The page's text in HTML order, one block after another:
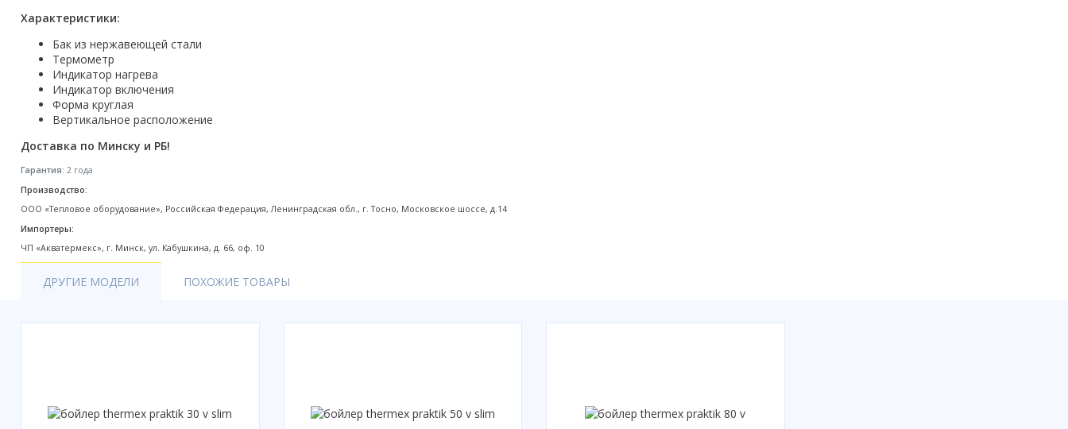
Люки
Дом и сад
Готовые кухни
Характеристики:
Бак из нержавеющей стали
Термометр
Индикатор нагрева
Индикатор включения
Форма круглая
Вертикальное расположение
Доставка по Минску и РБ!
Гарантия: 2 года
Производство:
ООО «Тепловое оборудование», Российская Федерация, Ленинградская обл., г. Тоcно, Московское шоссе, д.14
Импортеры:
ЧП «Акватермекс», г. Минск, ул. Кабушкина, д. 66, оф. 10
ДРУГИЕ МОДЕЛИ ПОХОЖИЕ ТОВАРЫ